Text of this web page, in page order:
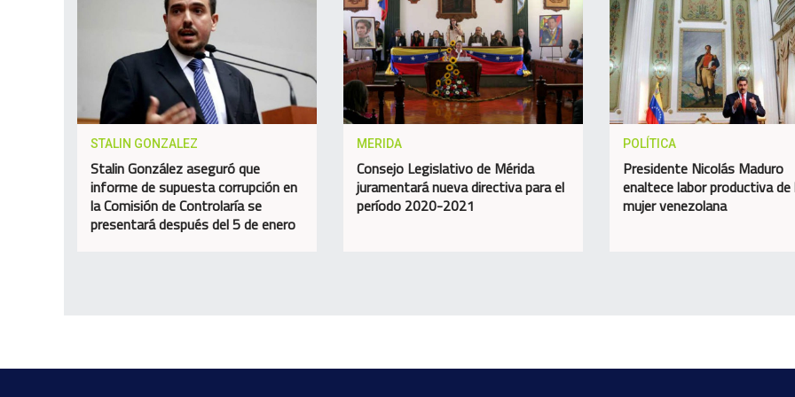
STALIN GONZALEZ
Stalin González aseguró que
informe de supuesta corrupción en
la Comisión de Controlaría se
presentará después del 5 de enero
MERIDA
Consejo Legislativo de Mérida
juramentará nueva directiva para el
período 2020-2021
POLÍTICA
Presidente Nicolás Maduro
enaltece labor productiva de
mujer venezolana